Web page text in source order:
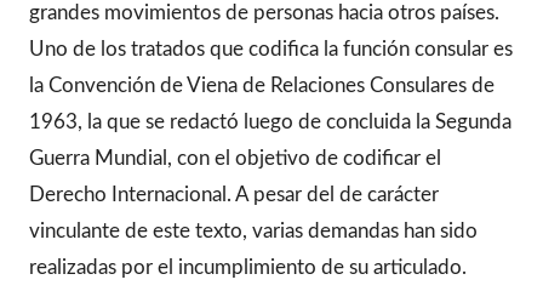
grandes movimientos de personas hacia otros países.
Uno de los tratados que codifica la función consular es
la Convención de Viena de Relaciones Consulares de
1963, la que se redactó luego de concluida la Segunda
Guerra Mundial, con el objetivo de codificar el
Derecho Internacional. A pesar del de carácter
vinculante de este texto, varias demandas han sido
realizadas por el incumplimiento de su articulado.